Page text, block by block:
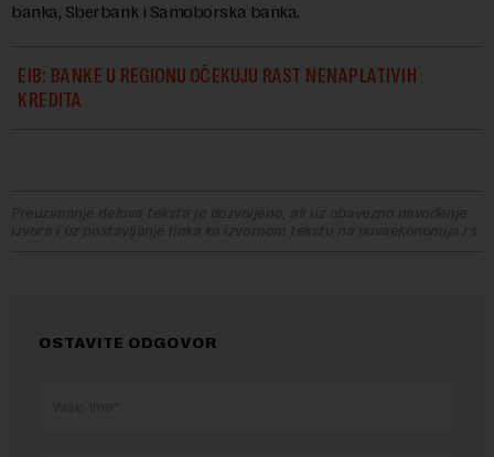
banka, Sberbank i Samoborska banka.
EIB: BANKE U REGIONU OČEKUJU RAST NENAPLATIVIH
KREDITA
Preuzimanje delova teksta je dozvoljeno, ali uz obavezno navođenje
izvora i uz postavljanje linka ka izvornom tekstu na novaekonomija.rs
OSTAVITE ODGOVOR